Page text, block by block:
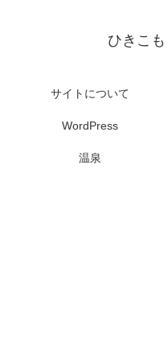
ひきこ
サイトについて
WordPress
温泉